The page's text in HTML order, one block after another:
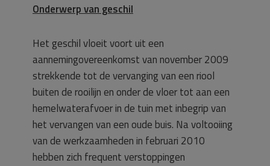
Onderwerp van geschil
Het geschil vloeit voort uit een
aannemingovereenkomst van november 2009
strekkende tot de vervanging van een riool
buiten de rooilijn en onder de vloer tot aan een
hemelwaterafvoer in de tuin met inbegrip van
het vervangen van een oude buis. Na voltooiing
van de werkzaamheden in februari 2010
hebben zich frequent verstoppingen